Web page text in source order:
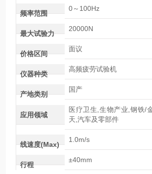
频率范围
0～100Hz
最大试验力
20000N
价格区间
面议
仪器种类
高频疲劳试验机
产地类别
国产
应用领域
医疗卫生,生物产业,钢铁/
天,汽车及零部件
线速度(Max)
1.0m/s
行程
±40mm